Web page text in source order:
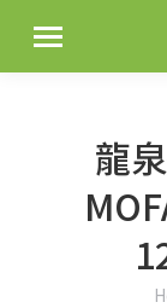
龍
You are